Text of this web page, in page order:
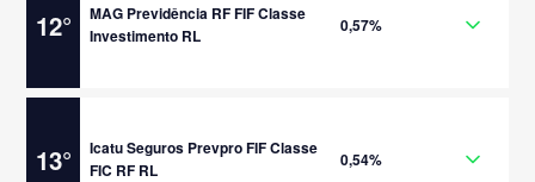
12°
MAG Previdência RF FIF Classe
Investimento RL
0,57%
13°
Icatu Seguros Prevpro FIF Classe
FIC RF RL
0,54%